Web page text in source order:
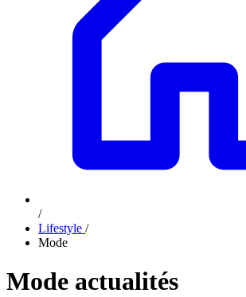
/
Lifestyle /
Mode
Mode actualités